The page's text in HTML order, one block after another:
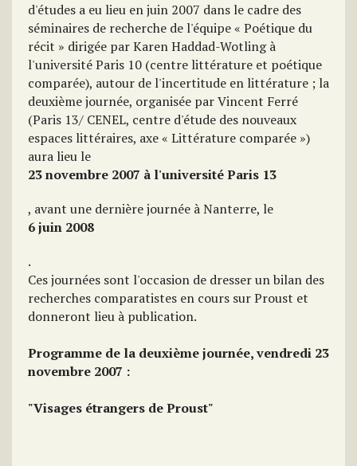
d'études a eu lieu en juin 2007 dans le cadre des
séminaires de recherche de l'équipe « Poétique du
récit » dirigée par Karen Haddad-Wotling à
l'université Paris 10 (centre littérature et poétique
comparée), autour de l'incertitude en littérature ; la
deuxième journée, organisée par Vincent Ferré
(Paris 13/ CENEL, centre d'étude des nouveaux
espaces littéraires, axe « Littérature comparée »)
aura lieu le
23 novembre 2007 à l'université Paris 13
, avant une dernière journée à Nanterre, le
6 juin 2008
.
Ces journées sont l'occasion de dresser un bilan des
recherches comparatistes en cours sur Proust et
donneront lieu à publication.
Programme de la deuxième journée, vendredi 23
novembre 2007 :
"Visages étrangers de Proust"